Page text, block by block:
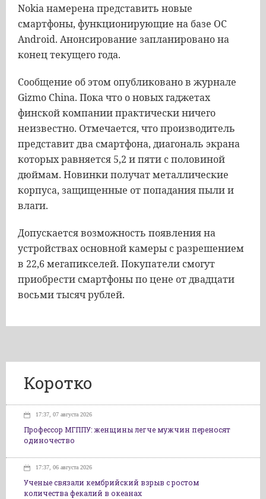
Nokia намерена представить новые
смартфоны, функционирующие на базе ОС
Android. Анонсирование запланировано на
конец текущего года.
Сообщение об этом опубликовано в журнале
Gizmo China. Пока что о новых гаджетах
финской компании практически ничего
неизвестно. Отмечается, что производитель
представит два смартфона, диагональ экрана
которых равняется 5,2 и пяти с половиной
дюймам. Новинки получат металлические
корпуса, защищенные от попадания пыли и
влаги.
Допускается возможность появления на
устройствах основной камеры с разрешением
в 22,6 мегапикселей. Покупатели смогут
приобрести смартфоны по цене от двадцати
восьми тысяч рублей.
Коротко
17:37, 07 августа 2026
Профессор МГППУ: женщины легче мужчин переносят
одиночество
17:37, 06 августа 2026
Ученые связали кембрийский взрыв с ростом
количества фекалий в океанах